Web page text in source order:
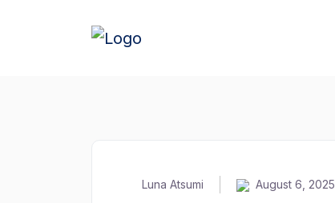
Luna Atsumi August 6, 2025